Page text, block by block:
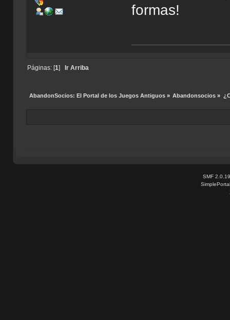
formas!
Páginas: [1] Ir Arriba
AbandonSocios: El Portal de los Juegos Antiguos» Abandonsocios »
SMF 2.0.19